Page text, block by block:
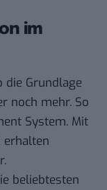
im
die Grundlage
noch mehr. So
System. Mit
erhalten
beliebtesten